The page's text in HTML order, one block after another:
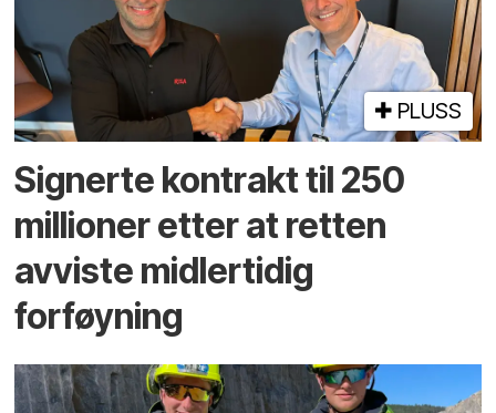
PLUSS
Signerte kontrakt til 250
millioner etter at retten
avviste midlertidig
forføyning